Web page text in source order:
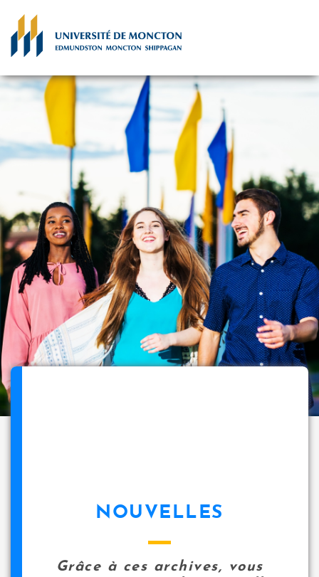
NOUVELLES
Grâce à ces archives, vous